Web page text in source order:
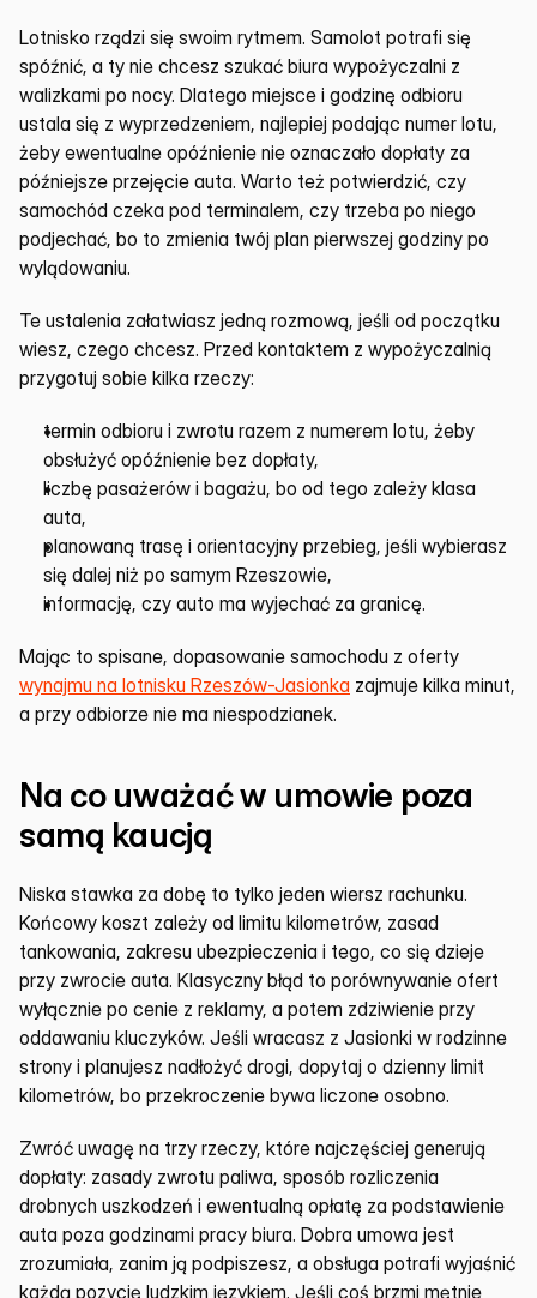
Lotnisko rządzi się swoim rytmem. Samolot potrafi się
spóźnić, a ty nie chcesz szukać biura wypożyczalni z
walizkami po nocy. Dlatego miejsce i godzinę odbioru
ustala się z wyprzedzeniem, najlepiej podając numer lotu,
żeby ewentualne opóźnienie nie oznaczało dopłaty za
późniejsze przejęcie auta. Warto też potwierdzić, czy
samochód czeka pod terminalem, czy trzeba po niego
podjechać, bo to zmienia twój plan pierwszej godziny po
wylądowaniu.
Te ustalenia załatwiasz jedną rozmową, jeśli od początku
wiesz, czego chcesz. Przed kontaktem z wypożyczalnią
przygotuj sobie kilka rzeczy:
termin odbioru i zwrotu razem z numerem lotu, żeby
obsłużyć opóźnienie bez dopłaty,
liczbę pasażerów i bagażu, bo od tego zależy klasa
auta,
planowaną trasę i orientacyjny przebieg, jeśli wybierasz
się dalej niż po samym Rzeszowie,
informację, czy auto ma wyjechać za granicę.
wynajmu na lotnisku Rzeszów-Jasionka zajmuje kilka minut,
a przy odbiorze nie ma niespodzianek.
Na co uważać w umowie poza
samą kaucją
Niska stawka za dobę to tylko jeden wiersz rachunku.
Końcowy koszt zależy od limitu kilometrów, zasad
tankowania, zakresu ubezpieczenia i tego, co się dzieje
przy zwrocie auta. Klasyczny błąd to porównywanie ofert
wyłącznie po cenie z reklamy, a potem zdziwienie przy
oddawaniu kluczyków. Jeśli wracasz z Jasionki w rodzinne
strony i planujesz nadłożyć drogi, dopytaj o dzienny limit
kilometrów, bo przekroczenie bywa liczone osobno.
Zwróć uwagę na trzy rzeczy, które najczęściej generują
dopłaty: zasady zwrotu paliwa, sposób rozliczenia
drobnych uszkodzeń i ewentualną opłatę za podstawienie
auta poza godzinami pracy biura. Dobra umowa jest
zrozumiała, zanim ją podpiszesz, a obsługa potrafi wyjaśnić
każdą pozycję ludzkim językiem. Jeśli coś brzmi mętnie